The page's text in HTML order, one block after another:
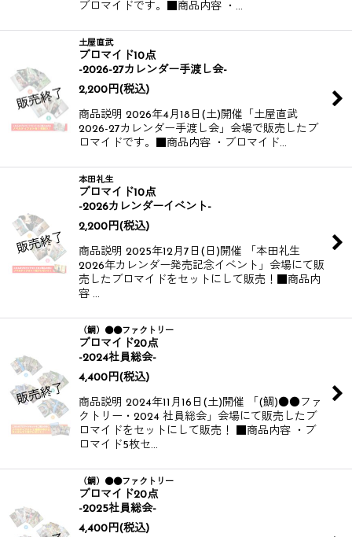
ブロマイドです。​​ ​​ ■商品内容 ・…
土屋直武
ブロマイド10点
-2026-27カレンダー手渡し会-
2,200 円(税込)
商品説明 2026年4月18日(土)開催​​​​ 「土屋直武
2026-27カレンダー手渡し会」​​会場で販売したブ
ロマイドです。​​ ​​ ■商品内容 ・ブロマイド…
本田礼生
ブロマイド10点
-2026カレンダーイベント-
2,200 円(税込)
商品説明 2025年12月7日(日)開催 「本田礼生
2026年カレンダー発売記念イベント」会場にて販
売したブロマイドをセットにして販売！​​​​ ​​​​ ■商品内
容 …
（鯛）●●ファクトリー
ブロマイド20点
-2024社員総会-
4,400 円(税込)
商品説明 2024年11月16日(土)開催 「(鯛)●●ファ
クトリー・2024 社員総会」会場にて販売したブ
ロマイドをセットにして販売！ ■商品内容 ・ブ
ロマイド5枚セ…
（鯛）●●ファクトリー
ブロマイド20点
-2025社員総会-
4,400 円(税込)